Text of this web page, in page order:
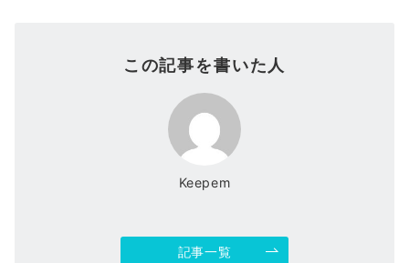
この記事を書いた人
Keepem
記事一覧